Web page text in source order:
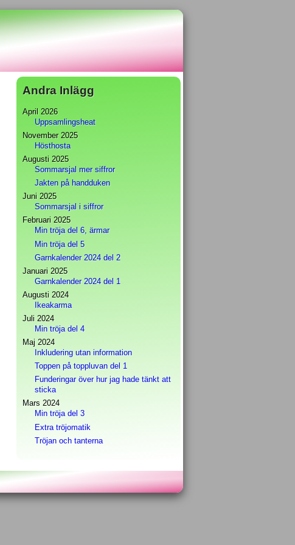
Andra Inlägg
April 2026
Uppsamlingsheat
November 2025
Hösthosta
Augusti 2025
Sommarsjal mer siffror
Jakten på handduken
Juni 2025
Sommarsjal i siffror
Februari 2025
Min tröja del 6, ärmar
Min tröja del 5
Garnkalender 2024 del 2
Januari 2025
Garnkalender 2024 del 1
Augusti 2024
Ikeakarma
Juli 2024
Min tröja del 4
Maj 2024
Inkludering utan information
Toppen på toppluvan del 1
Funderingar över hur jag hade tänkt att
sticka
Mars 2024
Min tröja del 3
Extra tröjomatik
Tröjan och tanterna